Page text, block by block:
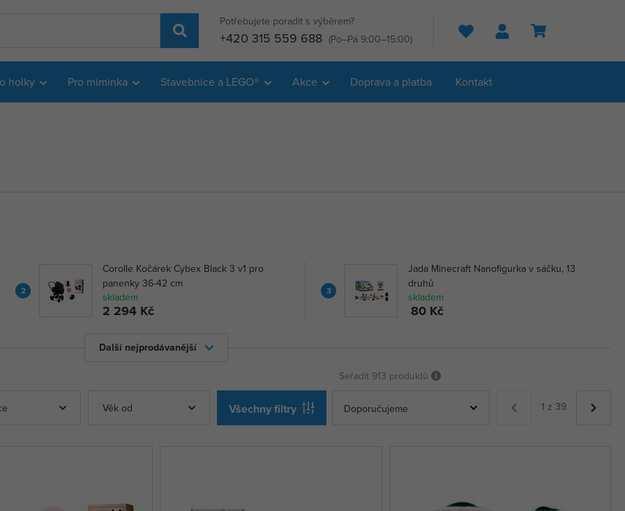
Potřebujete poradit s výběrem?
+420 315 559 688 (Po–Pá 9:00–15:00) Hledat
holky Pro miminka Stavebnice a LEGO® Akce Doprava a platba Kontakt
2
Corolle Kočárek Cybex Black 3 v1 pro
panenky 36-42 cm
skladem
2 294 Kč
3
Jada Minecraft Nanofigurka v sáčku, 13
druhů
skladem
80 Kč
Další nejprodávanější
Věk od Všechny filtry
Seřadit 913 produktů
1 z 39